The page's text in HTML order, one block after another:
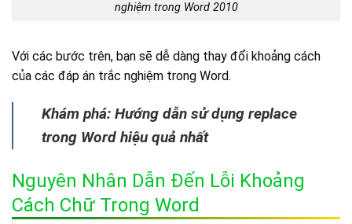
nghiệm trong Word 2010
Với các bước trên, bạn sẽ dễ dàng thay đổi khoảng cách
của các đáp án trắc nghiệm trong Word.
Khám phá: Hướng dẫn sử dụng replace
trong Word hiệu quả nhất
Nguyên Nhân Dẫn Đến Lỗi Khoảng
Cách Chữ Trong Word